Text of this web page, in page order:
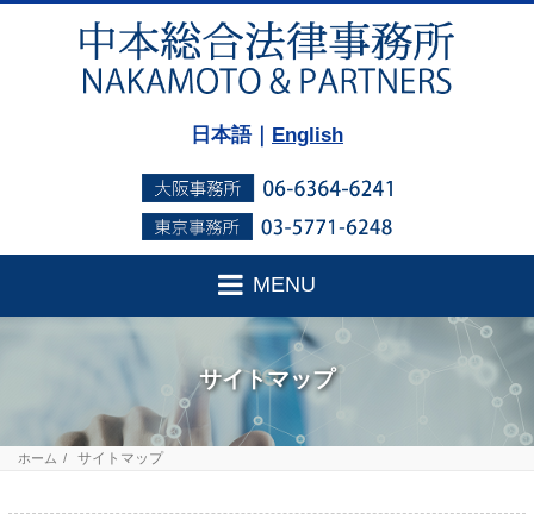
日本語｜ English
MENU
サイトマップ
ホーム サイトマップ